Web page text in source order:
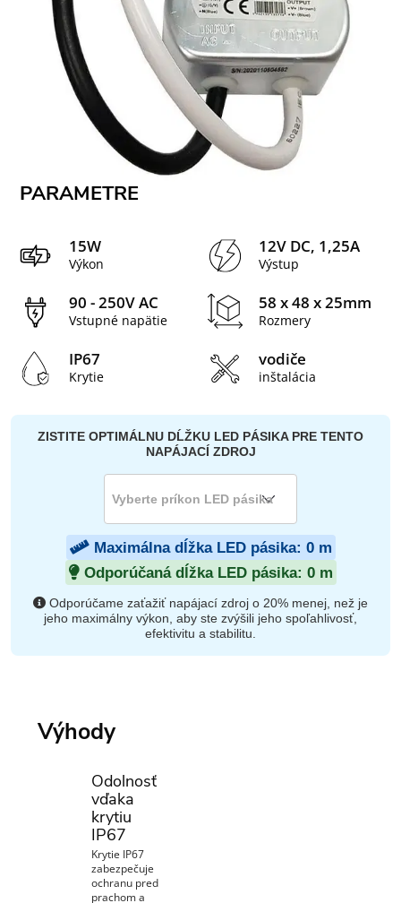
PARAMETRE
15W
Výkon
12V DC, 1,25A
Výstup
90 - 250V AC
Vstupné napätie
58 x 48 x 25mm
Rozmery
IP67
Krytie
vodiče
inštalácia
ZISTITE OPTIMÁLNU DĹŽKU LED PÁSIKA PRE TENTO
NAPÁJACÍ ZDROJ
Maximálna dĺžka LED pásika: 0m
Odporúčaná dĺžka LED pásika: 0m
Odporúčame zaťažiť napájací zdroj o 20% menej, než je
jeho maximálny výkon, aby ste zvýšili jeho spoľahlivosť,
efektivitu a stabilitu.
Výhody
Odolnosť
vďaka
krytiu
IP67
Krytie IP67
zabezpečuje
ochranu pred
prachom a